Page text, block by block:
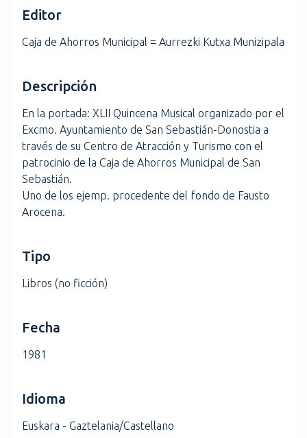
Editor
Caja de Ahorros Municipal = Aurrezki Kutxa Munizipala
Descripción
En la portada: XLII Quincena Musical organizado por el
Excmo. Ayuntamiento de San Sebastián-Donostia a
través de su Centro de Atracción y Turismo con el
patrocinio de la Caja de Ahorros Municipal de San
Sebastián.
Uno de los ejemp. procedente del fondo de Fausto
Arocena.
Tipo
Libros (no ficción)
Fecha
1981
Idioma
Euskara - Gaztelania/Castellano